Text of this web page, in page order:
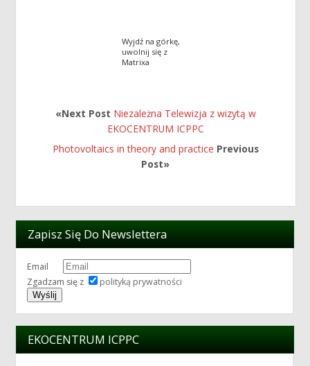
Wyjdź na górkę,
uwolnij się z
Matrixa
«Next Post Niezależna Telewizja z wizytą w
EKOCENTRUM ICPPC
Photovoltaics in theory and practice Previous
Post»
Zapisz Się Do Newslettera
Email
Zgadzam się z
polityką prywatności
EKOCENTRUM ICPPC